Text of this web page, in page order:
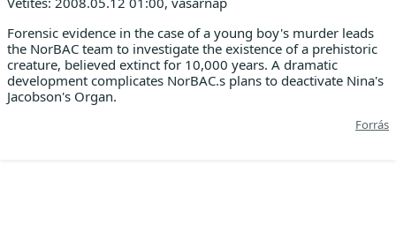
Forensic evidence in the case of a young boy's murder leads
the NorBAC team to investigate the existence of a prehistoric
creature, believed extinct for 10,000 years. A dramatic
development complicates NorBAC.s plans to deactivate Nina's
Jacobson's Organ.
Forrás